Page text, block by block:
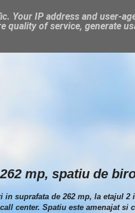
mp, spatiu de
in suprafata de 262 mp, la etajul
center. Spatiu este amenajat
Your IP address and user-
quality of service, generate